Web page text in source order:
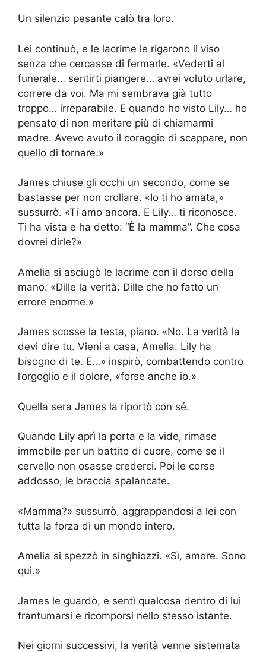
Un silenzio pesante calò tra loro.
Lei continuò, e le lacrime le rigarono il viso
senza che cercasse di fermarle. «Vederti al
funerale… sentirti piangere… avrei voluto urlare,
correre da voi. Ma mi sembrava già tutto
troppo… irreparabile. E quando ho visto Lily… ho
pensato di non meritare più di chiamarmi
madre. Avevo avuto il coraggio di scappare, non
quello di tornare.»
James chiuse gli occhi un secondo, come se
bastasse per non crollare. «Io ti ho amata,»
sussurrò. «Ti amo ancora. E Lily… ti riconosce.
Ti ha vista e ha detto: “È la mamma”. Che cosa
dovrei dirle?»
Amelia si asciugò le lacrime con il dorso della
mano. «Dille la verità. Dille che ho fatto un
errore enorme.»
James scosse la testa, piano. «No. La verità la
devi dire tu. Vieni a casa, Amelia. Lily ha
bisogno di te. E…» inspirò, combattendo contro
l’orgoglio e il dolore, «forse anche io.»
Quella sera James la riportò con sé.
Quando Lily aprì la porta e la vide, rimase
immobile per un battito di cuore, come se il
cervello non osasse crederci. Poi le corse
addosso, le braccia spalancate.
«Mamma?» sussurrò, aggrappandosi a lei con
tutta la forza di un mondo intero.
Amelia si spezzò in singhiozzi. «Sì, amore. Sono
qui.»
James le guardò, e sentì qualcosa dentro di lui
frantumarsi e ricomporsi nello stesso istante.
Nei giorni successivi, la verità venne sistemata